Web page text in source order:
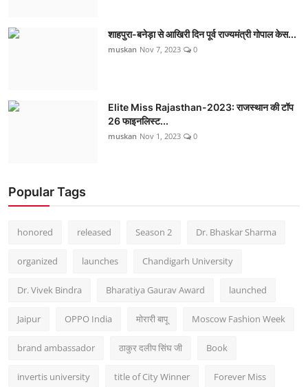
शाहपुरा-बनेड़ा से आखिरी दिन पूर्व राज्यमंत्री गोपाल केस...
muskan Nov 7, 2023 0
Elite Miss Rajasthan-2023: राजस्थान की टॉप
26 फाइनलिस्ट...
muskan Nov 1, 2023 0
Popular Tags
honored released Season 2 Dr. Bhaskar Sharma
organized launches Chandigarh University
Dr. Vivek Bindra Bharatiya Gaurav Award launched
Jaipur OPPO India मोरारी बापू Moscow Fashion Week
brand ambassador ठाकुर दलीप सिंघ जी Book
invertis university title of City Winner Forever Miss